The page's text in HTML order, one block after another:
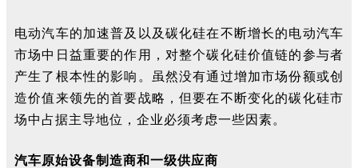
电动汽车的加速普及以及碳化硅在不断增长的电动汽车
市场中日益重要的作用，对整个碳化硅价值链的参与者
产生了根本性的影响。虽然没有通过增加市场份额或创
造价值来领先的首要战略，但要在不断变化的碳化硅市
场中占据主导地位，企业必须考虑一些因素。
汽车原始设备制造商和一级供应商